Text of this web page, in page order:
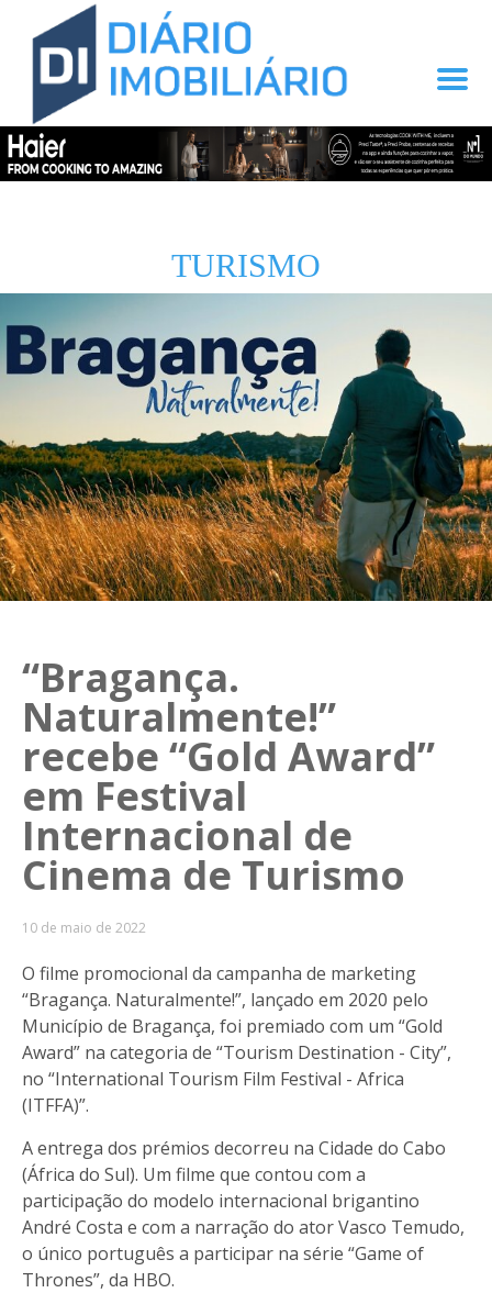
TURISMO
“Bragança.
Naturalmente!”
recebe “Gold Award”
em Festival
Internacional de
Cinema de Turismo
10 de maio de 2022
O filme promocional da campanha de marketing
“Bragança. Naturalmente!”, lançado em 2020 pelo
Município de Bragança, foi premiado com um “Gold
Award” na categoria de “Tourism Destination - City”,
no “International Tourism Film Festival - Africa
(ITFFA)”.
A entrega dos prémios decorreu na Cidade do Cabo
(África do Sul). Um filme que contou com a
participação do modelo internacional brigantino
André Costa e com a narração do ator Vasco Temudo,
o único português a participar na série “Game of
Thrones”, da HBO.